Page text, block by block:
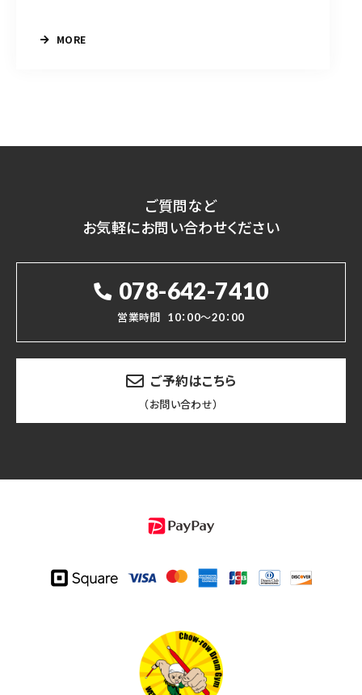
MORE
ご質問など
お気軽にお問い合わせください
078-642-7410
営業時間 10：00～20：00
ご予約はこちら
（お問い合わせ）